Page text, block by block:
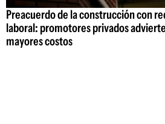
Preacuerdo de la construcción con
laboral: promotores privados
mayores costos